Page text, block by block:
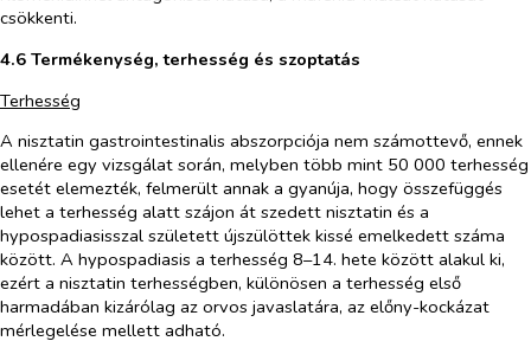
csökkenti.
4.6 Termékenység, terhesség és szoptatás
Terhesség
A nisztatin gastrointestinalis abszorpciója nem számottevő, ennek
ellenére egy vizsgálat során, melyben több mint 50 000 terhesség
esetét elemezték, felmerült annak a gyanúja, hogy összefüggés
lehet a terhesség alatt szájon át szedett nisztatin és a
hypospadiasisszal született újszülöttek kissé emelkedett száma
között. A hypospadiasis a terhesség 8–14. hete között alakul ki,
ezért a nisztatin terhességben, különösen a terhesség első
harmadában kizárólag az orvos javaslatára, az előny-kockázat
mérlegelése mellett adható.